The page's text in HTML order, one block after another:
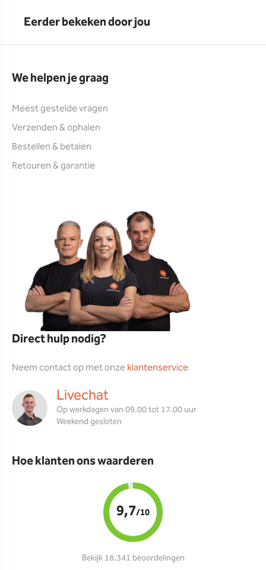
Eerder bekeken door jou
We helpen je graag
Meest gestelde vragen
Verzenden & ophalen
Bestellen & betalen
Retouren & garantie
Direct hulp nodig?
Neem contact op met onzeklantenservice
Livechat
Op werkdagen van 09.00 tot 17.00 uur
Weekend gesloten
Hoe klanten ons waarderen
9,7/10
Bekijk 18.341 beoordelingen